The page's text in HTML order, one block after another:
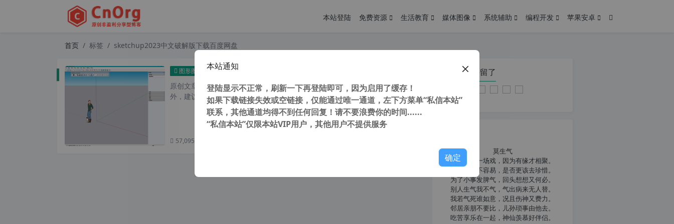
本站登陆 免费资源 生活教育 媒体图像 系统辅助 编程开发 苹果安卓
首页 标签 sketchup2023中文破解版下载百度网盘
图形图像 草图大师 SketchUp Pro 2023 v23.1.319 中文版64位 独家直装补丁 附安装教程
原创文章，转载请注明： 转载自 cnorg.12hp.de 注意： 由于网站空间位于国
外，建议避开晚上的访问高...
57,095 次浏览
您在本页停留了
莫生气
人生就像一场戏，因为有缘才相聚。
相扶到老不容易，是否更该去珍惜。
为了小事发脾气，回头想想又何必。
别人生气我不气，气出病来无人替。
我若气死谁如意，况且伤神又费力。
邻居亲朋不要比，儿孙琐事由他去。
吃苦享乐在一起，神仙羡慕好伴侣。
本站通知
登陆显示不正常，刷新一下再登陆即可，因为启用了缓存！
如果下载链接失效或空链接，仅能通过唯一通道，左下方菜单“私信本站”
联系，其他通道均得不到任何回复！请不要浪费你的时间......
“私信本站”仅限本站VIP用户，其他用户不提供服务
确定